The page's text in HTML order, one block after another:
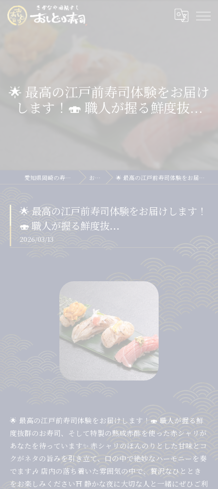
🌟 最高の江戸前寿司体験をお届け
します！🍣 職人が握る鮮度抜...
愛知県岡崎の寿司ならおしどり寿司 お知らせ 🌟 最高の江戸前寿司体験をお届けします！🍣 職人が握る鮮度抜...
🌟 最高の江戸前寿司体験をお届けします！
🍣 職人が握る鮮度抜...
2026/03/13
🌟 最高の江戸前寿司体験をお届けします！🍣 職人が握る鮮
度抜群のお寿司、そして特製の熟成赤酢を使った赤シャリが
あなたを待っています✨ 赤シャリのほんのりとした甘味とコ
クがネタの旨みを引き立て、口の中で絶妙なハーモニーを奏
でます🎶 店内の落ち着いた雰囲気の中で、贅沢なひととき
をお楽しみください⛩️ 静かな夜に大切な人と一緒にぜひご利